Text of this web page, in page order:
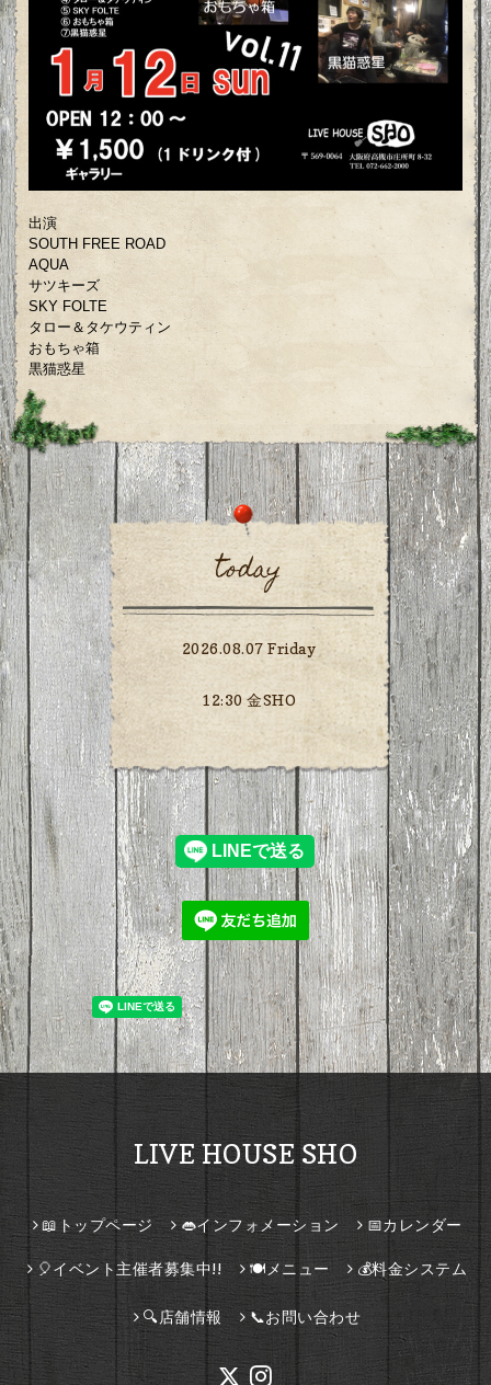
出演
SOUTH FREE ROAD
AQUA
サツキーズ
SKY FOLTE
タロー＆タケウティン
おもちゃ箱
黒猫惑星
today
2026.08.07 Friday
12:30 金SHO
LIVE HOUSE SHO
📖トップページ 👄インフォメーション 📅カレンダー
🎈イベント主催者募集中!! 🍽️メニュー 💰料金システム
🔍店舗情報 📞お問い合わせ